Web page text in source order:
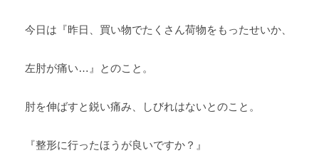
今日は『昨日、買い物でたくさん荷物をもったせいか、
左肘が痛い…』とのこと。
肘を伸ばすと鋭い痛み、しびれはないとのこと。
『整形に行ったほうが良いですか？』